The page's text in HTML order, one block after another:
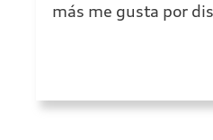
más me gusta por
correcta depende
cuántos kilómetros
frecuencia, si
si busco eficiencia,